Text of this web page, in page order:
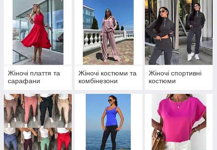
Жіночі плаття та
сарафани
Жіночі костюми та
комбінезони
Жіночі спортивні
костюми